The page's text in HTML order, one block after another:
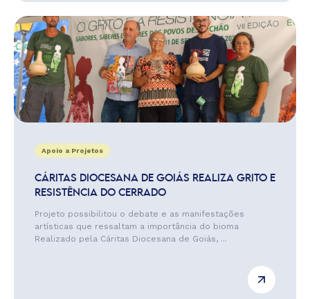
Apoio a Projetos
CÁRITAS DIOCESANA DE GOIÁS REALIZA GRITO E
RESISTÊNCIA DO CERRADO
Projeto possibilitou o debate e as manifestações
artísticas que ressaltam a importância do bioma
Realizado pela Cáritas Diocesana de Goiás, ...